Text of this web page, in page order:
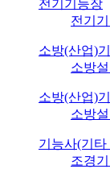
전기기능장
전기
소방(산업)
소방
소방(산업)
소방
기능사(기타
조경